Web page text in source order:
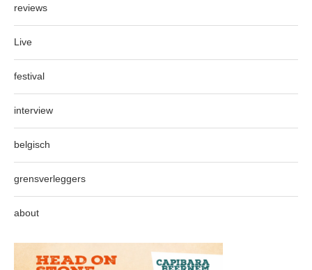
reviews
Live
festival
interview
belgisch
grensverleggers
about